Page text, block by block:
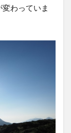
わっていま